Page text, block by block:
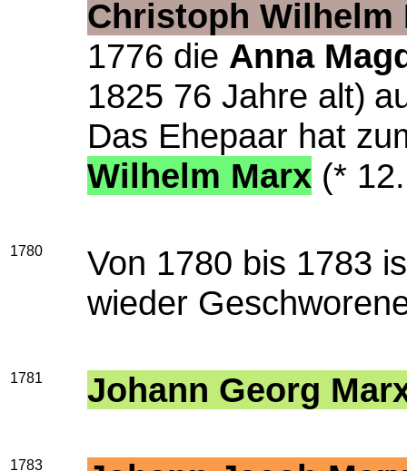
Christoph Wilhelm
1776 die Anna
1825 76 Jahre alt)
Das Ehepaar hat
Wilhelm Marx (*
1780
Von 1780 bis 1783
wieder
1781 Johann Georg
1783